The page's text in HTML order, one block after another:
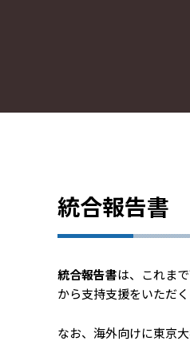
統合報告書
統合報告書は、これま
から支持支援をいただ
なお、海外向けに東京